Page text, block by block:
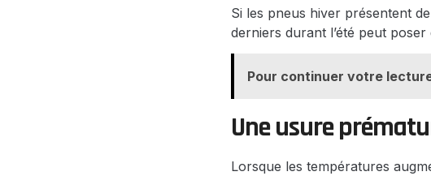
Si les pneus hiver présentent
derniers durant l’été peut
Pour continuer votre
Une usure
Lorsque les températures